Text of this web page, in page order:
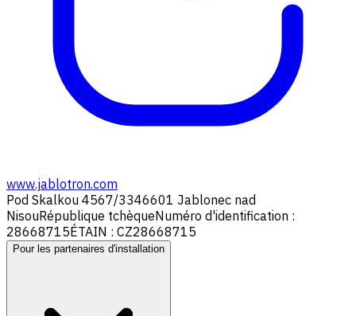
www.jablotron.com
Pod Skalkou 4567/3346601 Jablonec nad
NisouRépublique tchèqueNuméro d'identification :
28668715ÉTAIN : CZ28668715
Pour les partenaires d'installation